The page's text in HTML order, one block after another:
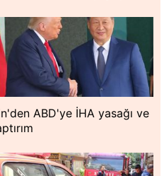
ABD'ye İHA yasağı ve